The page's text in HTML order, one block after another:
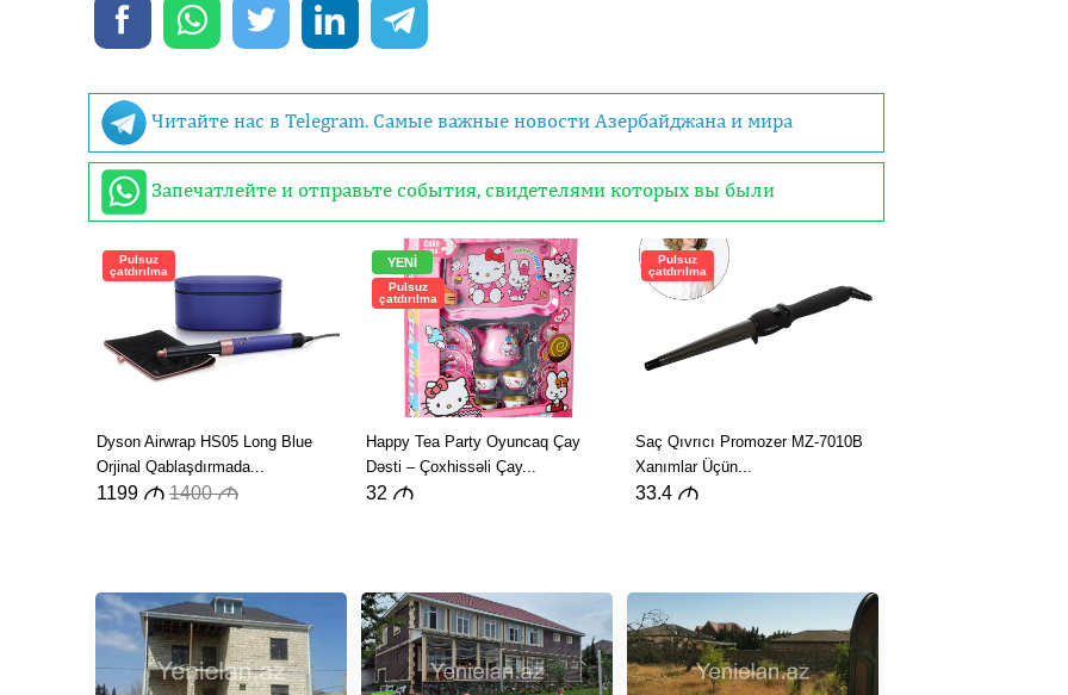
Читайте нас в Telegram. Самые важные новости Азербайджана и мира
Запечатлейте и отправьте события, свидетелями которых вы были